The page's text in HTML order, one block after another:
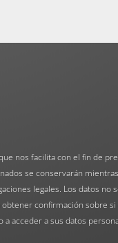
nos facilita con el fin de
se conservarán
legales. Los datos no
confirmación sobre si
acceder a sus datos